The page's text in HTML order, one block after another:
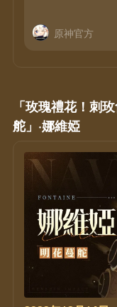
原神官方
「玫瑰禮花！刺
舵」·娜維婭